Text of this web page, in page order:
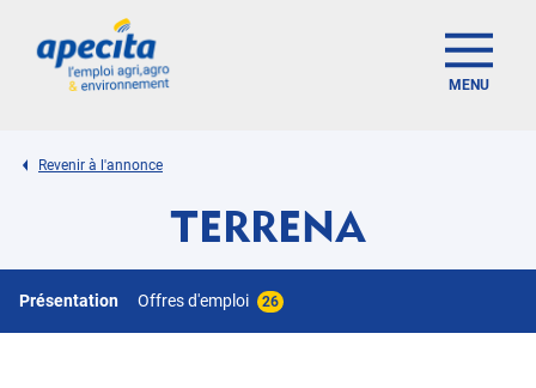
MENU
Revenir à l'annonce
TERRENA
Présentation Offres d'emploi 26